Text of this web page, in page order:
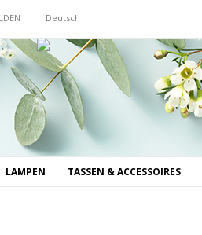
Deutsch
LAMPEN TASSEN & ACCESSOIRES